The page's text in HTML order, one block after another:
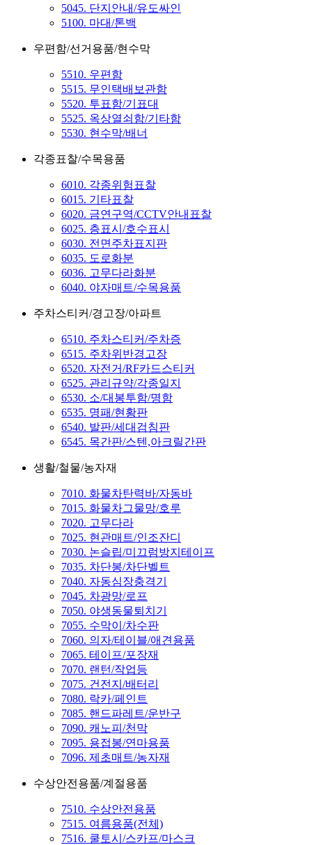
5045. 단지안내/유도싸인
5100. 마대/톤백
우편함/선거용품/현수막
5510. 우편함
5515. 무인택배보관함
5520. 투표함/기표대
5525. 옥상열쇠함/기타함
5530. 현수막/배너
각종표찰/수목용품
6010. 각종위험표찰
6015. 기타표찰
6020. 금연구역/CCTV안내표찰
6025. 층표시/호수표시
6030. 전면주차표지판
6035. 도로화분
6036. 고무다라화분
6040. 야자매트/수목용품
주차스티커/경고장/아파트
6510. 주차스티커/주차증
6515. 주차위반경고장
6520. 자전거/RF카드스티커
6525. 관리규약/각종일지
6530. 소/대봉투함/명함
6535. 명패/현황판
6540. 발판/세대검침판
6545. 목간판/스텐,아크릴간판
생활/철물/농자재
7010. 화물차탄력바/자동바
7015. 화물차그물망/호루
7020. 고무다라
7025. 현관매트/인조잔디
7030. 논슬립/미끄럼방지테이프
7035. 차단봉/차단벨트
7040. 자동심장충격기
7045. 차광망/로프
7050. 야생동물퇴치기
7055. 수막이/차수판
7060. 의자/테이블/애견용품
7065. 테이프/포장재
7070. 랜턴/작업등
7075. 건전지/배터리
7080. 락카/페인트
7085. 핸드파레트/운반구
7090. 캐노피/천막
7095. 용접봉/연마용품
7096. 제초매트/농자재
수상안전용품/계절용품
7510. 수상안전용품
7515. 여름용품(전체)
7516. 쿨토시/스카프/마스크